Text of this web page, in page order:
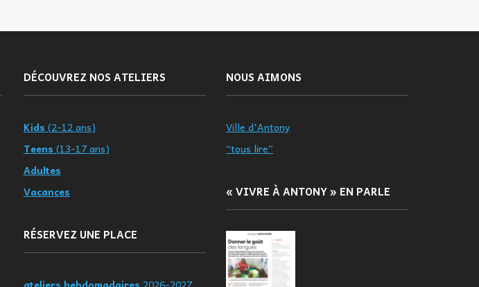
DÉCOUVREZ NOS ATELIERS
Kids (2-12 ans)
Teens (13-17 ans)
Adultes
Vacances
RÉSERVEZ UNE PLACE
NOUS AIMONS
Ville d'Antony
“tous lire”
« VIVRE À ANTONY » EN PARLE